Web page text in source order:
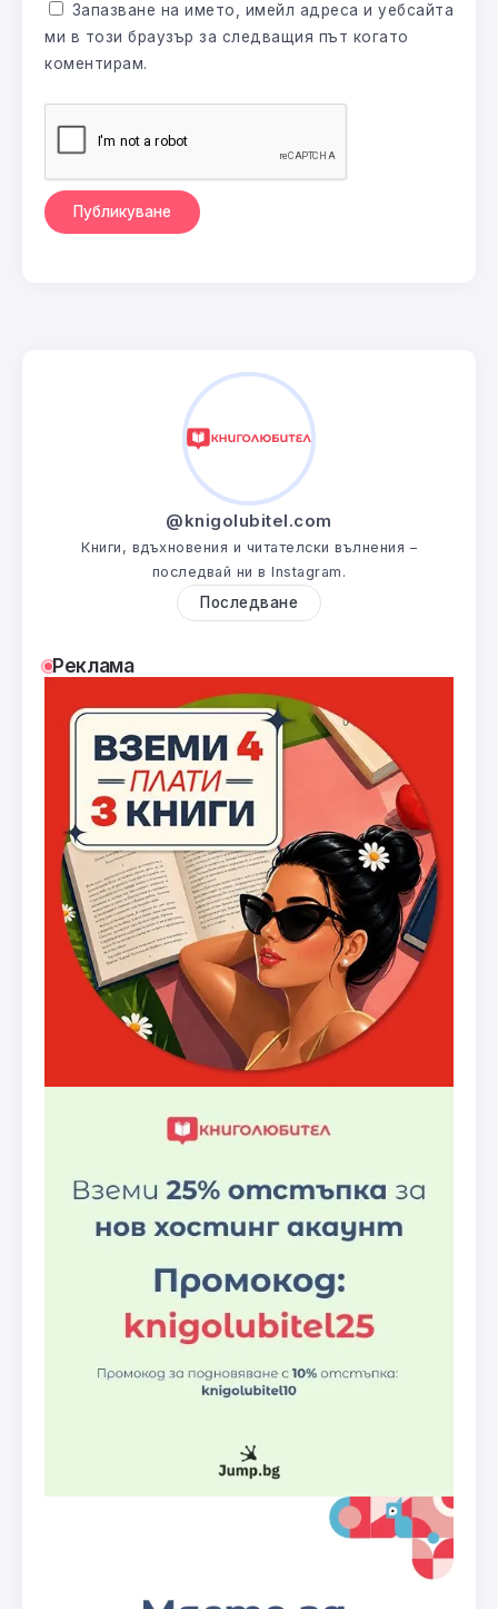
Запазване на името, имейл адреса и уебсайта
ми в този браузър за следващия път когато
коментирам.
@knigolubitel.com
Книги, вдъхновения и читателски вълнения –
последвай ни в Instagram.
Последване
Реклама